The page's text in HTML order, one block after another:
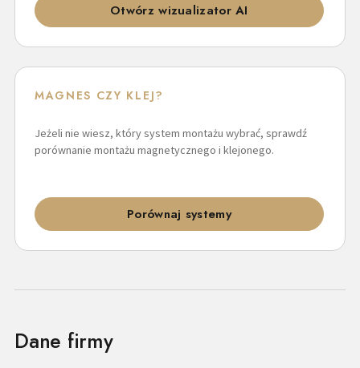
Otwórz wizualizator AI
MAGNES CZY KLEJ?
Jeżeli nie wiesz, który system montażu wybrać, sprawdź
porównanie montażu magnetycznego i klejonego.
Porównaj systemy
Dane firmy